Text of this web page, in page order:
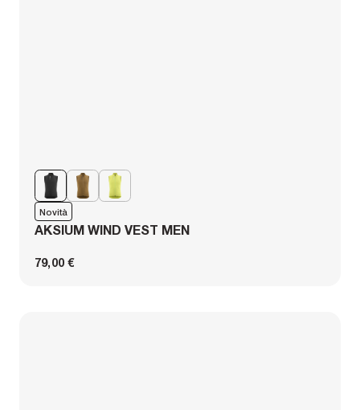
Novità
AKSIUM WIND VEST MEN
79,00 €